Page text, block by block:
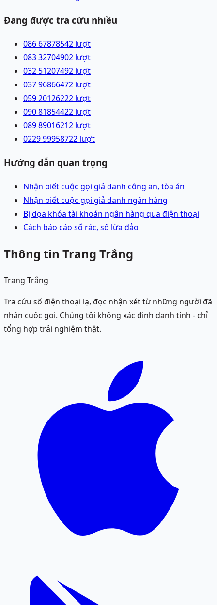
Đang được tra cứu nhiều
086 67878542 lượt
083 32704902 lượt
032 51207492 lượt
037 96866472 lượt
059 20126222 lượt
090 81854422 lượt
089 89016212 lượt
0229 99958722 lượt
Hướng dẫn quan trọng
Nhận biết cuộc gọi giả danh công an, tòa án
Nhận biết cuộc gọi giả danh ngân hàng
Bị dọa khóa tài khoản ngân hàng qua điện thoại
Cách báo cáo số rác, số lừa đảo
Thông tin Trang Trắng
Trang Trắng
Tra cứu số điện thoại lạ, đọc nhận xét từ những người đã
nhận cuộc gọi. Chúng tôi không xác định danh tính - chỉ
tổng hợp trải nghiệm thật.